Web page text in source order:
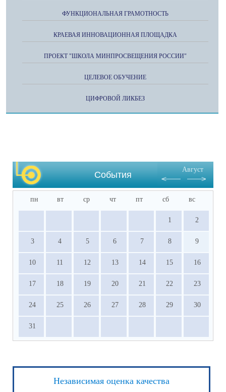
ФУНКЦИОНАЛЬНАЯ ГРАМОТНОСТЬ
КРАЕВАЯ ИННОВАЦИОННАЯ ПЛОЩАДКА
ПРОЕКТ "ШКОЛА МИНПРОСВЕЩЕНИЯ РОССИИ"
ЦЕЛЕВОЕ ОБУЧЕНИЕ
ЦИФРОВОЙ ЛИКБЕЗ
События
Август
пн вт ср чт пт сб вс
1 2
3 4 5 6 7 8 9
10 11 12 13 14 15 16
17 18 19 20 21 22 23
24 25 26 27 28 29 30
31
Независимая оценка качества